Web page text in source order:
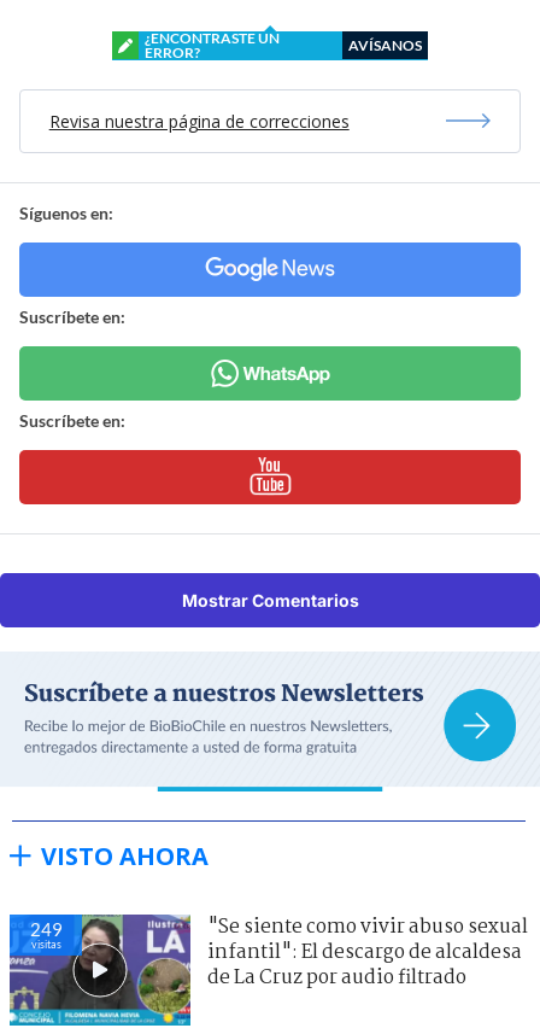
¿ENCONTRASTE UN
ERROR?
AVÍSANOS
Revisa nuestra página de correcciones
Síguenos en:
Suscríbete en:
Suscríbete en:
Mostrar Comentarios
VISTO AHORA
249
visitas
"Se siente como vivir abuso sexual
infantil": El descargo de alcaldesa
de La Cruz por audio filtrado